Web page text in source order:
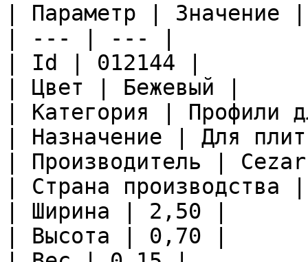
| Параметр | Значение |
| --- | --- |
| Id | 012144 |
| Цвет | Бежевый |
| Категория | Профили
| Назначение | Для
| Производитель |
| Страна
| Ширина | 2,50 |
| Высота | 0,70 |